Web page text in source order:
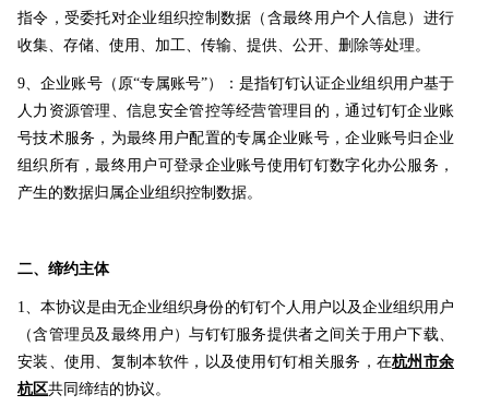
指令，受委托对企业组织控制数据（含最终用户个人信息）进行
收集、存储、使用、加工、传输、提供、公开、删除等处理。
9、企业账号（原“专属账号”）：是指钉钉认证企业组织用户基于
人力资源管理、信息安全管控等经营管理目的，通过钉钉企业账
号技术服务，为最终用户配置的专属企业账号，企业账号归企业
组织所有，最终用户可登录企业账号使用钉钉数字化办公服务，
产生的数据归属企业组织控制数据。
二、缔约主体
1、本协议是由无企业组织身份的钉钉个人用户以及企业组织用户
（含管理员及最终用户）与钉钉服务提供者之间关于用户下载、
安装、使用、复制本软件，以及使用钉钉相关服务，在杭州市余
杭区共同缔结的协议。